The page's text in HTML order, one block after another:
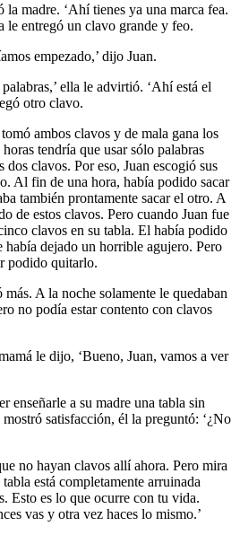
la madre. ‘Ahí tienes ya una marca fea.
le entregó un clavo grande y feo.
empezado,’ dijo Juan.
ella le advirtió. ‘Ahí está el
otro clavo.
ambos clavos y de mala gana los
tendría que usar sólo palabras
dos clavos. Por eso, Juan escogió sus
Al fin de una hora, había podido sacar
también prontamente sacar el otro. A
de estos clavos. Pero cuando Juan fue
clavos en su tabla. El había podido
había dejado un horrible agujero. Pero
podido quitarlo.
A la noche solamente le quedaban
no podía estar contento con clavos
le dijo, ‘Bueno, Juan, vamos a ver
enseñarle a su madre una tabla sin
satisfacción, él la preguntó: ‘¿No
no hayan clavos allí ahora. Pero mira
está completamente arruinada
Esto es lo que ocurre con tu vida.
vas y otra vez haces lo mismo.’